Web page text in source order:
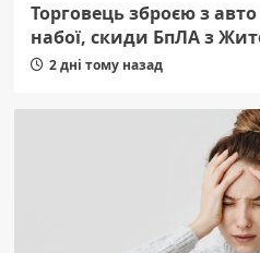
Торговець зброєю з
набої, скиди БпЛА з
2 дні тому назад